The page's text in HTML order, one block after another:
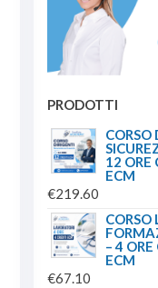
PRODOTTI
CORSO
12 ORE
ECM
€219.60
CORSO
– 4
ECM
€67.10